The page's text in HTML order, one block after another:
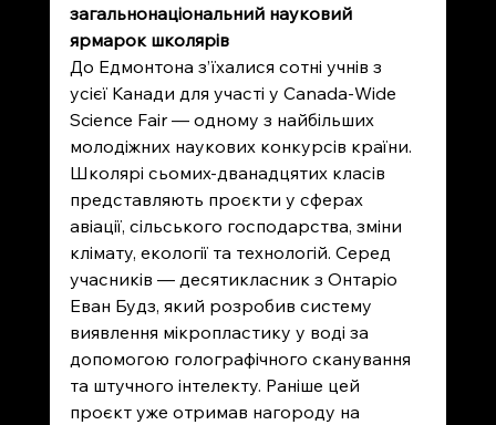
загальнонаціональний науковий
ярмарок школярів
До Едмонтона з’їхалися сотні учнів з
усієї Канади для участі у Canada-Wide
Science Fair — одному з найбільших
молодіжних наукових конкурсів країни.
Школярі сьомих-дванадцятих класів
представляють проєкти у сферах
авіації, сільського господарства, зміни
клімату, екології та технологій. Серед
учасників — десятикласник з Онтаріо
Еван Будз, який розробив систему
виявлення мікропластику у воді за
допомогою голографічного сканування
та штучного інтелекту. Раніше цей
проєкт уже отримав нагороду на